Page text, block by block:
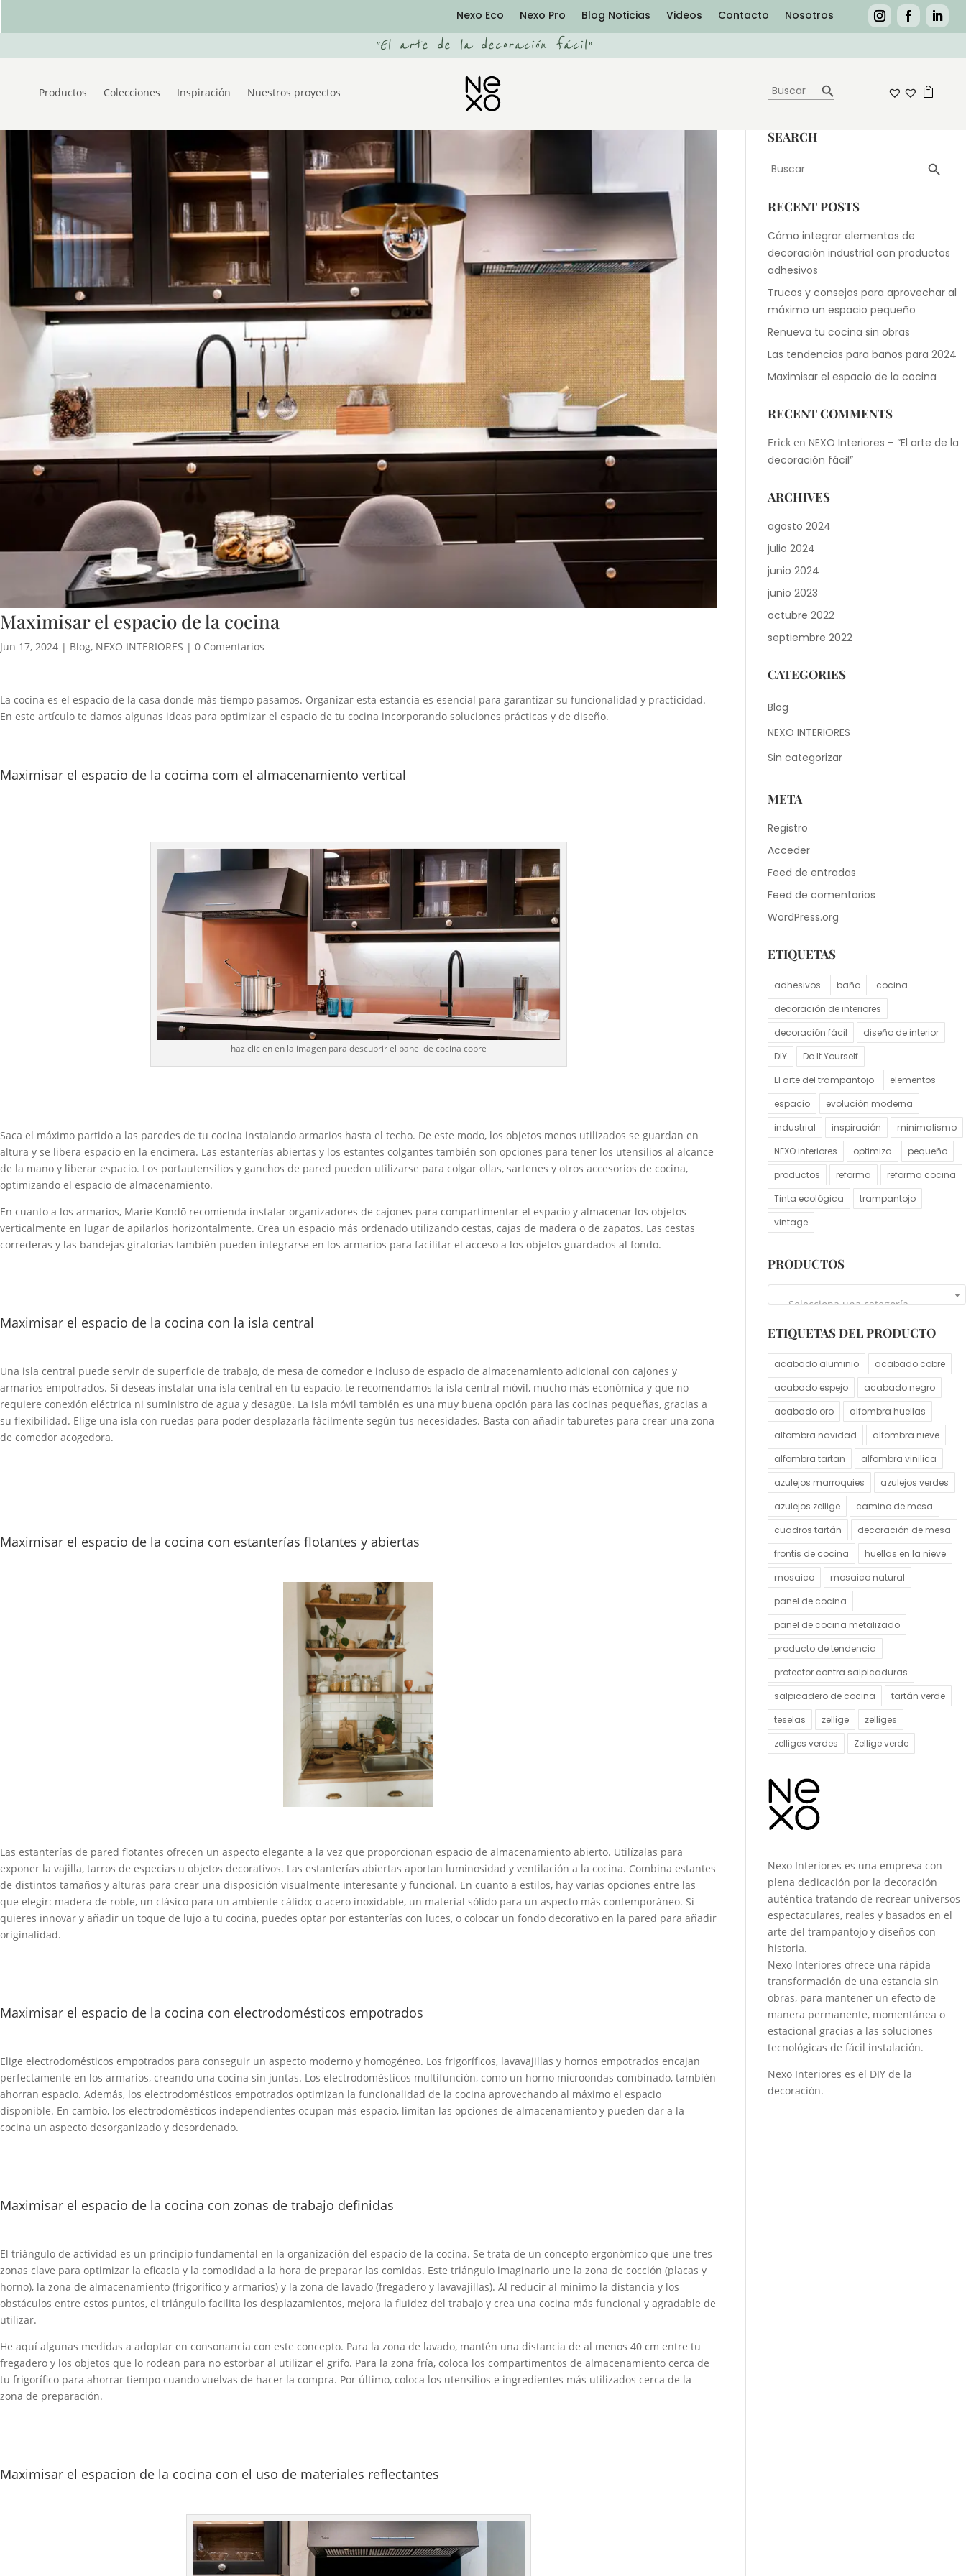
Nexo Eco Nexo Pro Blog Noticias Videos Contacto Nosotros
“El arte de la decoración fácil”
Productos Colecciones Inspiración Nuestros proyectos
Maximisar el espacio de la cocina
Jun 17, 2024 | Blog, NEXO INTERIORES | 0 Comentarios
La cocina es el espacio de la casa donde más tiempo pasamos. Organizar esta estancia es esencial para garantizar su funcionalidad y practicidad.
En este artículo te damos algunas ideas para optimizar el espacio de tu cocina incorporando soluciones prácticas y de diseño.
Maximisar el espacio de la cocima com el almacenamiento vertical
haz clic en en la imagen para descubrir el panel de cocina cobre
Saca el máximo partido a las paredes de tu cocina instalando armarios hasta el techo. De este modo, los objetos menos utilizados se guardan en
altura y se libera espacio en la encimera. Las estanterías abiertas y los estantes colgantes también son opciones para tener los utensilios al alcance
de la mano y liberar espacio. Los portautensilios y ganchos de pared pueden utilizarse para colgar ollas, sartenes y otros accesorios de cocina,
optimizando el espacio de almacenamiento.
En cuanto a los armarios, Marie Kondō recomienda instalar organizadores de cajones para compartimentar el espacio y almacenar los objetos
verticalmente en lugar de apilarlos horizontalmente. Crea un espacio más ordenado utilizando cestas, cajas de madera o de zapatos. Las cestas
correderas y las bandejas giratorias también pueden integrarse en los armarios para facilitar el acceso a los objetos guardados al fondo.
Maximisar el espacio de la cocina con la isla central
Una isla central puede servir de superficie de trabajo, de mesa de comedor e incluso de espacio de almacenamiento adicional con cajones y
armarios empotrados. Si deseas instalar una isla central en tu espacio, te recomendamos la isla central móvil, mucho más económica y que no
requiere conexión eléctrica ni suministro de agua y desagüe. La isla móvil también es una muy buena opción para las cocinas pequeñas, gracias a
su flexibilidad. Elige una isla con ruedas para poder desplazarla fácilmente según tus necesidades. Basta con añadir taburetes para crear una zona
de comedor acogedora.
Maximisar el espacio de la cocina con estanterías flotantes y abiertas
Las estanterías de pared flotantes ofrecen un aspecto elegante a la vez que proporcionan espacio de almacenamiento abierto. Utilízalas para
exponer la vajilla, tarros de especias u objetos decorativos. Las estanterías abiertas aportan luminosidad y ventilación a la cocina. Combina estantes
de distintos tamaños y alturas para crear una disposición visualmente interesante y funcional. En cuanto a estilos, hay varias opciones entre las
que elegir: madera de roble, un clásico para un ambiente cálido; o acero inoxidable, un material sólido para un aspecto más contemporáneo. Si
quieres innovar y añadir un toque de lujo a tu cocina, puedes optar por estanterías con luces, o colocar un fondo decorativo en la pared para añadir
originalidad.
Maximisar el espacio de la cocina con electrodomésticos empotrados
Elige electrodomésticos empotrados para conseguir un aspecto moderno y homogéneo. Los frigoríficos, lavavajillas y hornos empotrados encajan
perfectamente en los armarios, creando una cocina sin juntas. Los electrodomésticos multifunción, como un horno microondas combinado, también
ahorran espacio. Además, los electrodomésticos empotrados optimizan la funcionalidad de la cocina aprovechando al máximo el espacio
disponible. En cambio, los electrodomésticos independientes ocupan más espacio, limitan las opciones de almacenamiento y pueden dar a la
cocina un aspecto desorganizado y desordenado.
Maximisar el espacio de la cocina con zonas de trabajo definidas
El triángulo de actividad es un principio fundamental en la organización del espacio de la cocina. Se trata de un concepto ergonómico que une tres
zonas clave para optimizar la eficacia y la comodidad a la hora de preparar las comidas. Este triángulo imaginario une la zona de cocción (placas y
horno), la zona de almacenamiento (frigorífico y armarios) y la zona de lavado (fregadero y lavavajillas). Al reducir al mínimo la distancia y los
obstáculos entre estos puntos, el triángulo facilita los desplazamientos, mejora la fluidez del trabajo y crea una cocina más funcional y agradable de
utilizar.
He aquí algunas medidas a adoptar en consonancia con este concepto. Para la zona de lavado, mantén una distancia de al menos 40 cm entre tu
fregadero y los objetos que lo rodean para no estorbar al utilizar el grifo. Para la zona fría, coloca los compartimentos de almacenamiento cerca de
tu frigorífico para ahorrar tiempo cuando vuelvas de hacer la compra. Por último, coloca los utensilios e ingredientes más utilizados cerca de la
zona de preparación.
Maximisar el espacion de la cocina con el uso de materiales reflectantes
SEARCH
RECENT POSTS
Cómo integrar elementos de
decoración industrial con productos
adhesivos
Trucos y consejos para aprovechar al
máximo un espacio pequeño
Renueva tu cocina sin obras
Las tendencias para baños para 2024
Maximisar el espacio de la cocina
RECENT COMMENTS
Erick enNEXO Interiores – “El arte de la
decoración fácil”
ARCHIVES
agosto 2024
julio 2024
junio 2024
junio 2023
octubre 2022
septiembre 2022
CATEGORIES
Blog
NEXO INTERIORES
Sin categorizar
META
Registro
Acceder
Feed de entradas
Feed de comentarios
WordPress.org
ETIQUETAS
adhesivos baño
cocina
decoración de interiores
decoración fácil
diseño de interior
DIY
Do It Yourself
El arte del trampantojo
elementos
espacio
evolución moderna
industrial
inspiración
minimalismo
NEXO interiores
optimiza
pequeño
productos
reforma
reforma cocina
Tinta ecológica
trampantojo
vintage
PRODUCTOS
Selecciona una categoría
ETIQUETAS DEL PRODUCTO
acabado aluminio
acabado cobre
acabado espejo
acabado negro
acabado oro
alfombra huellas
alfombra navidad
alfombra nieve
alfombra tartan
alfombra vinilica
azulejos marroquies
azulejos verdes
azulejos zellige
camino de mesa
cuadros tartán
decoración de mesa
frontis de cocina
huellas en la nieve
mosaico
mosaico natural
panel de cocina
panel de cocina metalizado
producto de tendencia
protector contra salpicaduras
salpicadero de cocina
tartán verde
teselas
zellige
zelliges
zelliges verdes
Zellige verde
Nexo Interiores es una empresa con
plena dedicación por la decoración
auténtica tratando de recrear universos
espectaculares, reales y basados en el
arte del trampantojo y diseños con
historia.
Nexo Interiores ofrece una rápida
transformación de una estancia sin
obras, para mantener un efecto de
manera permanente, momentánea o
estacional gracias a las soluciones
tecnológicas de fácil instalación.
Nexo Interiores es el DIY de la
decoración.